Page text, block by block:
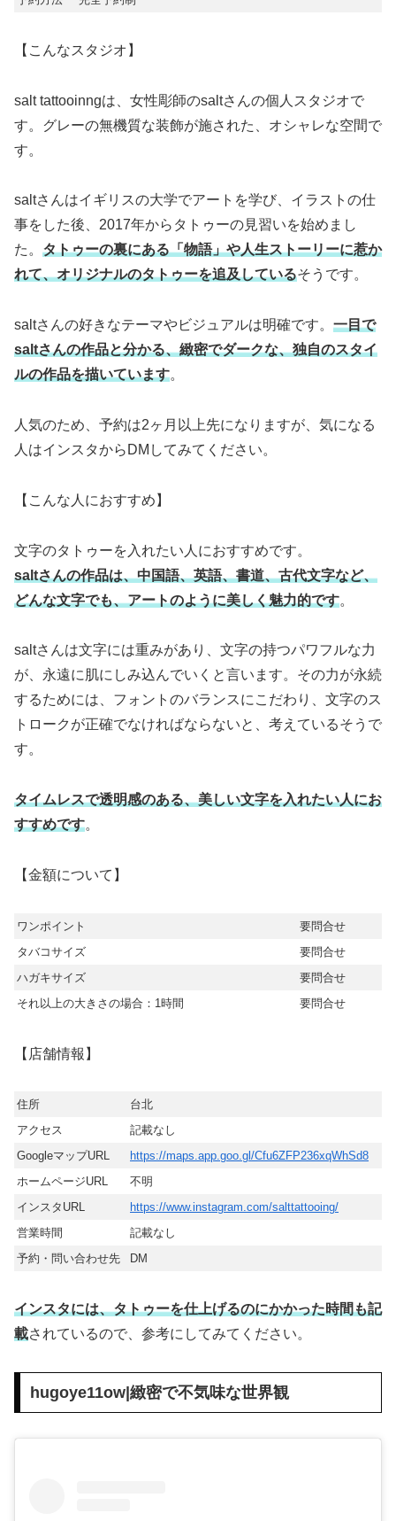
【こんなスタジオ】
salt tattooinngは、女性彫師のsaltさんの個人スタジオで
す。グレーの無機質な装飾が施された、オシャレな空間で
す。
saltさんはイギリスの大学でアートを学び、イラストの仕
事をした後、2017年からタトゥーの見習いを始めまし
た。 タトゥーの裏にある「物語」や人生ストーリーに惹か
れて、オリジナルのタトゥーを追及しているそうです。
saltさんの好きなテーマやビジュアルは明確です。 一目で
saltさんの作品と分かる、緻密でダークな、独自のスタイ
ルの作品を描いています。
人気のため、予約は2ヶ月以上先になりますが、気になる
人はインスタからDMしてみてください。
【こんな人におすすめ】
文字のタトゥーを入れたい人におすすめです。
saltさんの作品は、中国語、英語、書道、古代文字など、
どんな文字でも、アートのように美しく魅力的です。
saltさんは文字には重みがあり、文字の持つパワフルな力
が、永遠に肌にしみ込んでいくと言います。その力が永続
するためには、フォントのバランスにこだわり、文字のス
トロークが正確でなければならないと、考えているそうで
す。
タイムレスで透明感のある、美しい文字を入れたい人にお
すすめです。
【金額について】
ワンポイント
要問合せ
タバコサイズ
要問合せ
ハガキサイズ
要問合せ
それ以上の大きさの場合：1時間
要問合せ
【店舗情報】
住所
台北
アクセス
記載なし
GoogleマップURL
https://maps.app.goo.gl/Cfu6ZFP236xqWhSd8
ホームページURL
不明
インスタURL
https://www.instagram.com/salttattooing/
営業時間
記載なし
予約・問い合わせ先
DM
インスタには、タトゥーを仕上げるのにかかった時間も記
載されているので、参考にしてみてください。
hugoye11ow|緻密で不気味な世界観